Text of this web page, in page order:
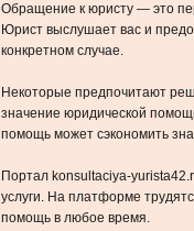
Обращение к юристу — это
Юрист выслушает вас и
конкретном случае.
Некоторые предпочитают
значение юридической
помощь может сэкономить
Портал konsultaciya-
услуги. На платформе
помощь в любое время.